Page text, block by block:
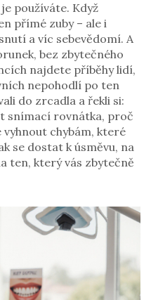
používáte. Když
přímé zuby – ale i
a víc sebevědomí. A
bez zbytečného
najdete příběhy lidí,
nepohodlí po ten
do zrcadla a řekli si:
snímací rovnátka, proč
vyhnout chybám, které
se dostat k úsměvu, na
ten, který vás zbytečně